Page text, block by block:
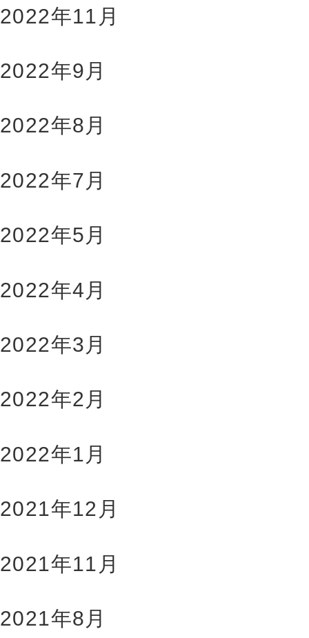
2022年11月
2022年9月
2022年8月
2022年7月
2022年5月
2022年4月
2022年3月
2022年2月
2022年1月
2021年12月
2021年11月
2021年8月